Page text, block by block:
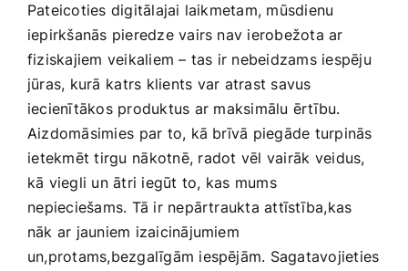
Pateicoties digitālajai laikmetam,‌ mūsdienu‌
iepirkšanās pieredze vairs nav‌ ierobežota ar
fiziskajiem veikaliem – tas ir nebeidzams iespēju‌
jūras, kurā⁣ katrs klients ⁤var ‍atrast savus
‌iecienītākos produktus ar ⁢maksimālu ērtību.
Aizdomāsimies⁢ par to, ​kā ​brīvā‌ piegāde turpinās
⁢ietekmēt tirgu⁤ nākotnē,⁢ radot vēl vairāk ⁤veidus,
kā viegli un ātri iegūt to, kas ⁤mums
⁣nepieciešams. Tā ir nepārtraukta attīstība,kas
nāk ar jauniem izaicinājumiem
un,protams,bezgalīgām iespējām. Sagatavojieties